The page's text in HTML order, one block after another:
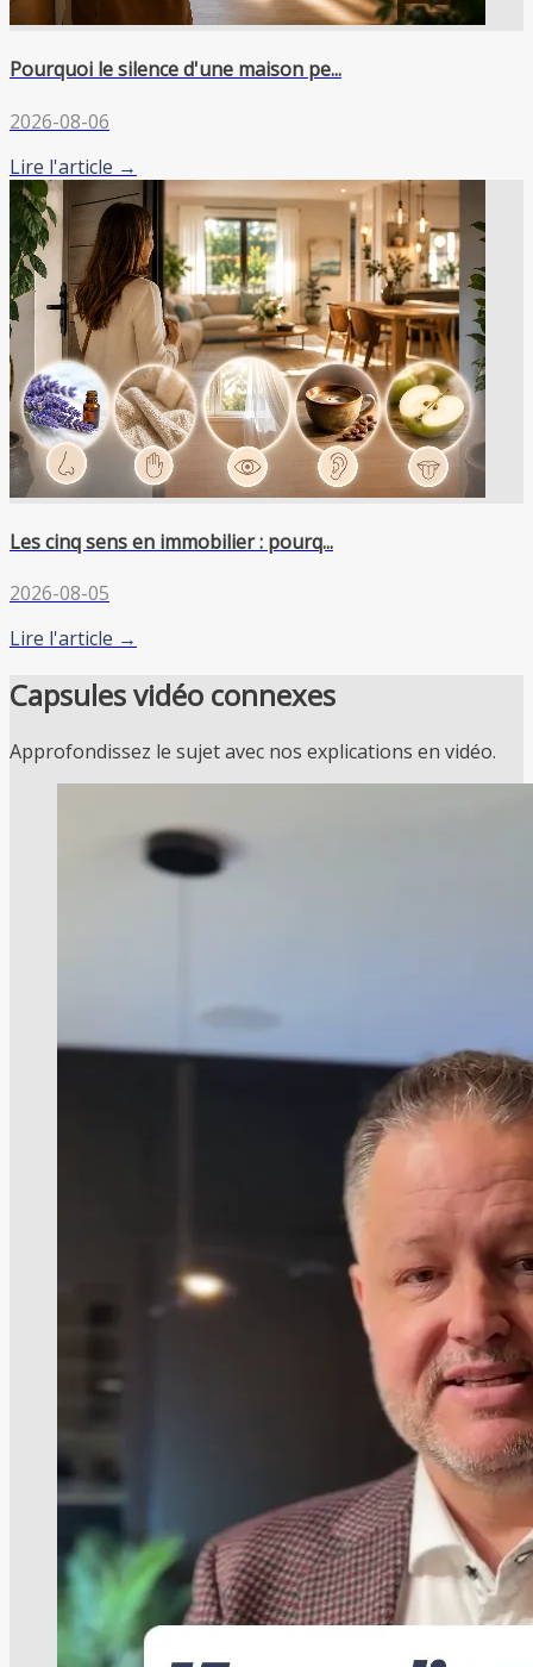
Pourquoi le silence d'une maison pe...
2026-08-06
Lire l'article →
Les cinq sens en immobilier : pourq...
2026-08-05
Lire l'article →
Capsules vidéo connexes
Approfondissez le sujet avec nos explications en vidéo.